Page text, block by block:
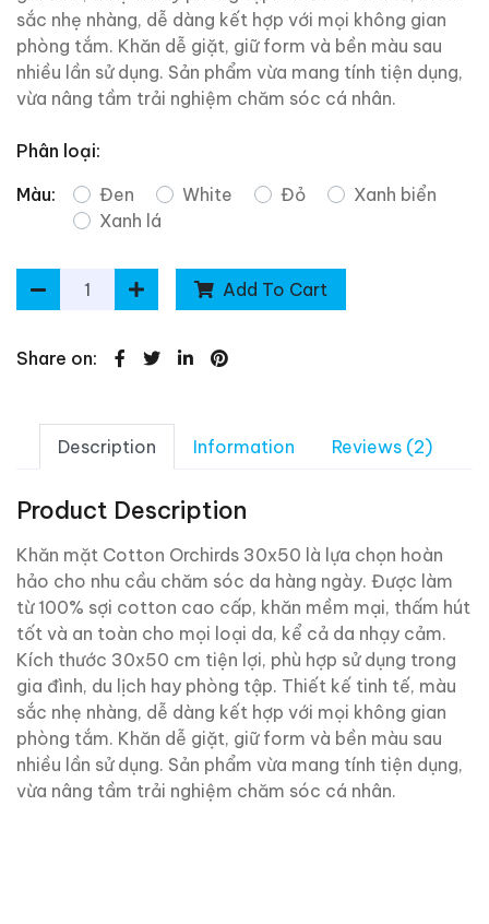
sắc nhẹ nhàng, dễ dàng kết hợp với mọi không gian
phòng tắm. Khăn dễ giặt, giữ form và bền màu sau
nhiều lần sử dụng. Sản phẩm vừa mang tính tiện dụng,
vừa nâng tầm trải nghiệm chăm sóc cá nhân.
Phân loại:
Màu:
Đen White Đỏ
Xanh biển
Xanh lá
Add To Cart
Share on:
Description Information Reviews (2)
Product Description
Khăn mặt Cotton Orchirds 30x50 là lựa chọn hoàn
hảo cho nhu cầu chăm sóc da hàng ngày. Được làm
từ 100% sợi cotton cao cấp, khăn mềm mại, thấm hút
tốt và an toàn cho mọi loại da, kể cả da nhạy cảm.
Kích thước 30x50 cm tiện lợi, phù hợp sử dụng trong
gia đình, du lịch hay phòng tập. Thiết kế tinh tế, màu
sắc nhẹ nhàng, dễ dàng kết hợp với mọi không gian
phòng tắm. Khăn dễ giặt, giữ form và bền màu sau
nhiều lần sử dụng. Sản phẩm vừa mang tính tiện dụng,
vừa nâng tầm trải nghiệm chăm sóc cá nhân.